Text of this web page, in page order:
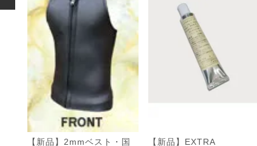
【新品】2mmベスト・国
【新品】EXTRA